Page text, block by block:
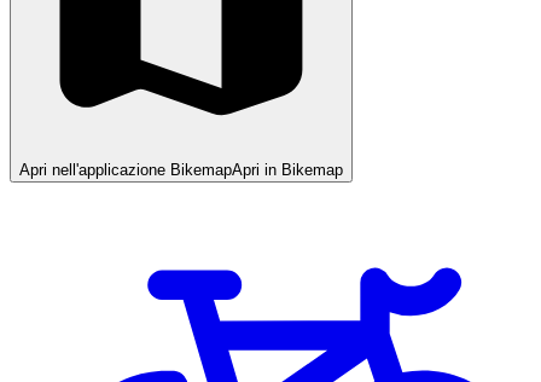
Apri nell'applicazione BikemapApri in Bikemap